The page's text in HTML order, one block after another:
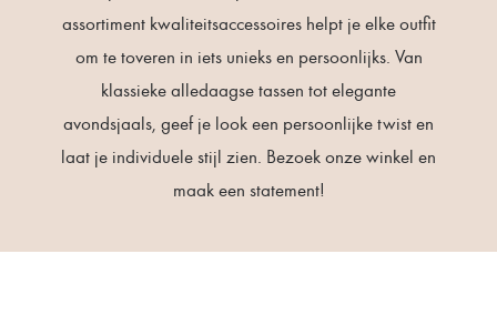
assortiment kwaliteitsaccessoires helpt je elke outfit
om te toveren in iets unieks en persoonlijks. Van
klassieke alledaagse tassen tot elegante
avondsjaals, geef je look een persoonlijke twist en
laat je individuele stijl zien. Bezoek onze winkel en
maak een statement!